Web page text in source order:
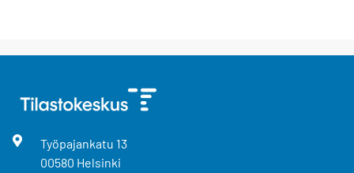
Työpajankatu 13
00580 Helsinki